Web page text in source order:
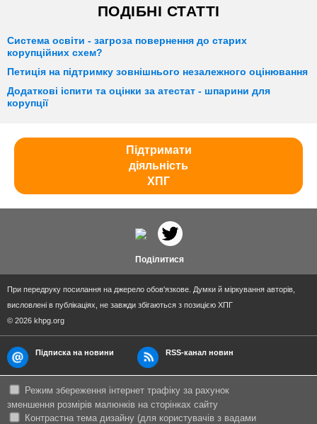
ПОДІБНІ СТАТТІ
Система освіти - загроза повернення до старих
корупційних схем?
Петиція на підтримку зовнішнього незалежного оцінювання
Додаткові іспити та оцінки за атестат - шпарини для
корупції
Підтримати
діяльність
ХПГ
Поділитися
При передруку посилання на джерело обов'язкове. Думки й міркування авторів,
висловлені в публікаціях, не завжди збігаються з позицією ХПГ
© 2026 khpg.org
Підписка на новини RSS-канал новин
Режим збереження інтернет трафіку за рахунок
зменшення розмірів малюнків на сторінках сайту
Контрастна тема дизайну (для користувачів з вадами